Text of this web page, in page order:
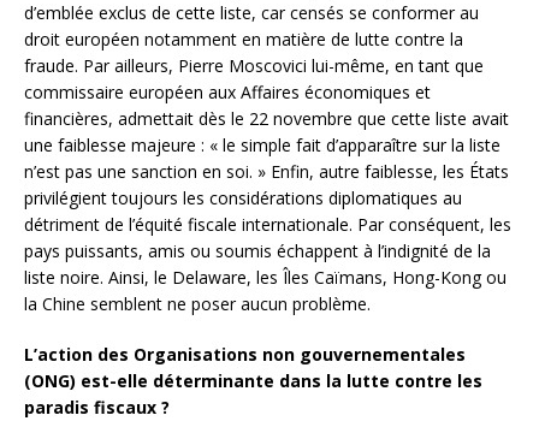
d’emblée exclus de cette liste, car censés se conformer au
droit européen notamment en matière de lutte contre la
fraude. Par ailleurs, Pierre Moscovici lui-même, en tant que
commissaire européen aux Affaires économiques et
financières, admettait dès le 22 novembre que cette liste avait
une faiblesse majeure : « le simple fait d’apparaître sur la liste
n’est pas une sanction en soi. » Enfin, autre faiblesse, les États
privilégient toujours les considérations diplomatiques au
détriment de l’équité fiscale internationale. Par conséquent, les
pays puissants, amis ou soumis échappent à l’indignité de la
liste noire. Ainsi, le Delaware, les Îles Caïmans, Hong-Kong ou
la Chine semblent ne poser aucun problème.
L’action des Organisations non gouvernementales
(ONG) est-elle déterminante dans la lutte contre les
paradis fiscaux ?